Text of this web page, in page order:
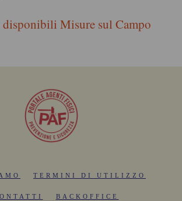
disponibili Misure sul Campo
TERMINI DI UTILIZZO
BACKOFFICE